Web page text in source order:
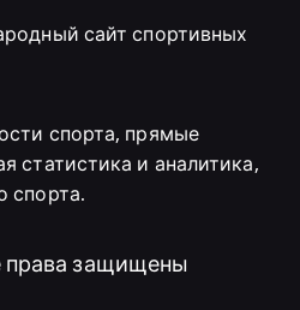
сайт спортивных
спорта, прямые
статистика и аналитика,
спорта.
права защищены